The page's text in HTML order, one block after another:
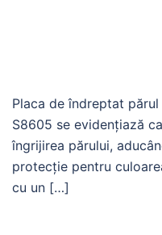
Placa de îndreptat
S8605 se evidențiază
îngrijirea părului,
protecție pentru
cu un […]